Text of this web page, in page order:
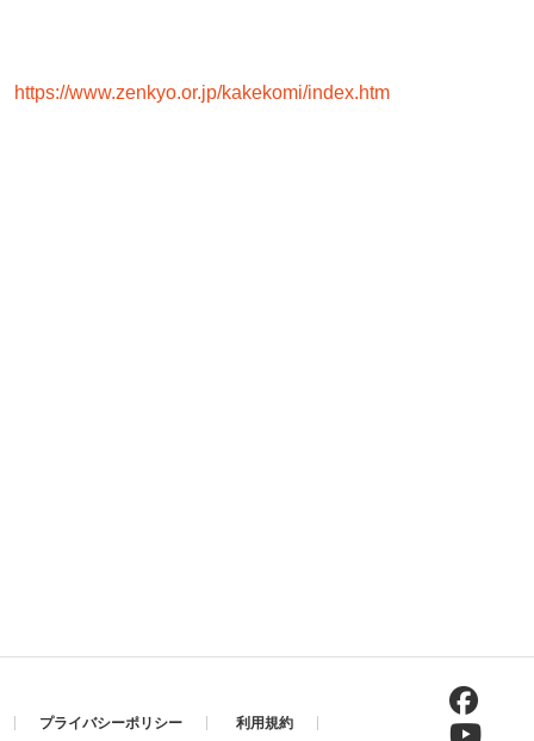
https://www.zenkyo.or.jp/kakekomi/index.htm
プライバシーポリシー 利用規約